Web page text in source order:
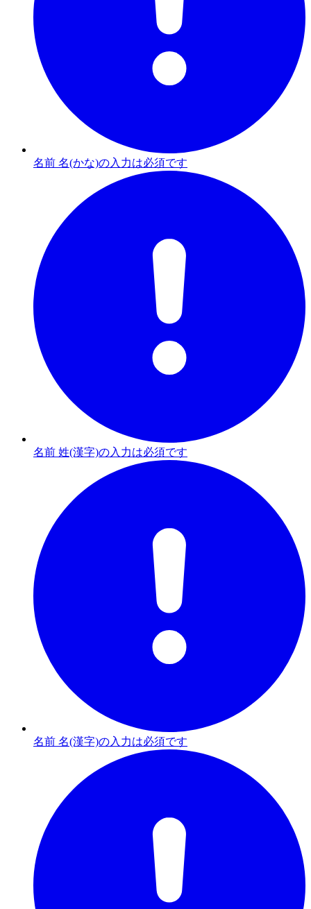
名前 名(かな)の入力は必須です
名前 姓(漢字)の入力は必須です
名前 名(漢字)の入力は必須です